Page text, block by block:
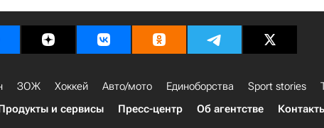
ЗОЖ Хоккей Авто/мото Единоборства Sport stories
и сервисы Пресс-центр Об агентстве